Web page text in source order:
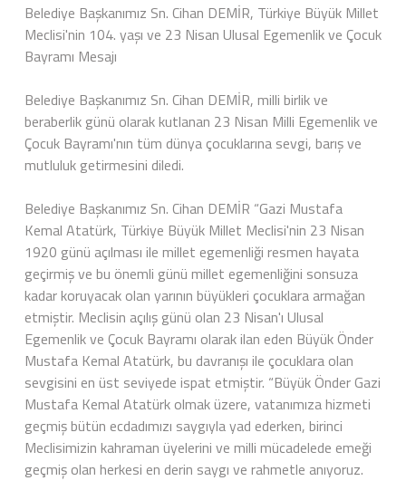
Belediye Başkanımız Sn. Cihan DEMİR, Türkiye Büyük Millet
Meclisi'nin 104. yaşı ve 23 Nisan Ulusal Egemenlik ve Çocuk
Bayramı Mesajı
Belediye Başkanımız Sn. Cihan DEMİR, milli birlik ve
beraberlik günü olarak kutlanan 23 Nisan Milli Egemenlik ve
Çocuk Bayramı'nın tüm dünya çocuklarına sevgi, barış ve
mutluluk getirmesini diledi.
Belediye Başkanımız Sn. Cihan DEMİR “Gazi Mustafa
Kemal Atatürk, Türkiye Büyük Millet Meclisi'nin 23 Nisan
1920 günü açılması ile millet egemenliği resmen hayata
geçirmiş ve bu önemli günü millet egemenliğini sonsuza
kadar koruyacak olan yarının büyükleri çocuklara armağan
etmiştir. Meclisin açılış günü olan 23 Nisan'ı Ulusal
Egemenlik ve Çocuk Bayramı olarak ilan eden Büyük Önder
Mustafa Kemal Atatürk, bu davranışı ile çocuklara olan
sevgisini en üst seviyede ispat etmiştir. “Büyük Önder Gazi
Mustafa Kemal Atatürk olmak üzere, vatanımıza hizmeti
geçmiş bütün ecdadımızı saygıyla yad ederken, birinci
Meclisimizin kahraman üyelerini ve milli mücadelede emeği
geçmiş olan herkesi en derin saygı ve rahmetle anıyoruz.